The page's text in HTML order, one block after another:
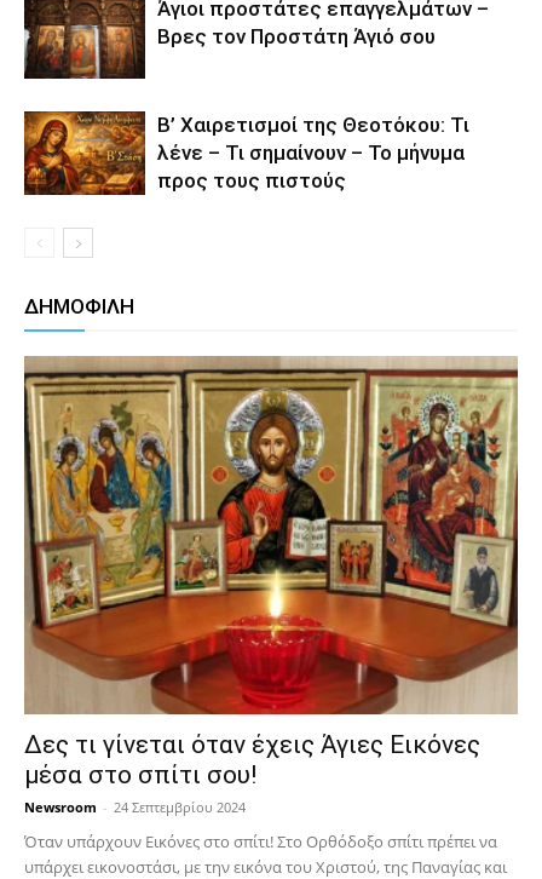
Άγιοι προστάτες επαγγελμάτων –
Βρες τον Προστάτη Άγιό σου
Β’ Χαιρετισμοί της Θεοτόκου: Τι
λένε – Τι σημαίνουν – Το μήνυμα
προς τους πιστούς
ΔΗΜΟΦΙΛΗ
Δες τι γίνεται όταν έχεις Άγιες Εικόνες
μέσα στο σπίτι σου!
Newsroom - 24 Σεπτεμβρίου 2024
Όταν υπάρχουν Εικόνες στο σπίτι! Στο Ορθόδοξο σπίτι πρέπει να
υπάρχει εικονοστάσι, με την εικόνα του Χριστού, της Παν­αγίας και